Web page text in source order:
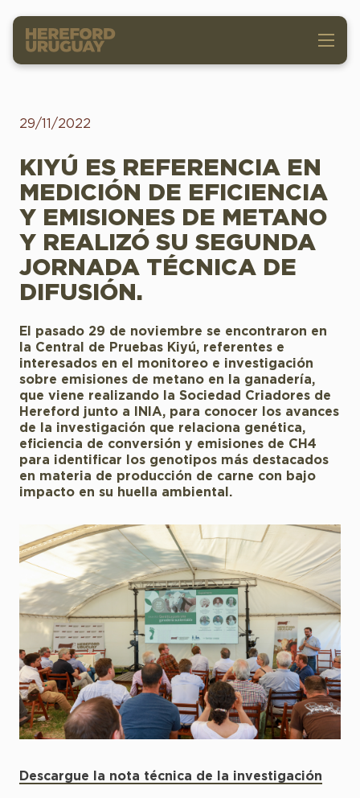
29/11/2022
KIYÚ ES REFERENCIA EN
MEDICIÓN DE EFICIENCIA
Y EMISIONES DE METANO
Y REALIZÓ SU SEGUNDA
JORNADA TÉCNICA DE
DIFUSIÓN.
El pasado 29 de noviembre se encontraron en
la Central de Pruebas Kiyú, referentes e
interesados en el monitoreo e investigación
sobre emisiones de metano en la ganadería,
que viene realizando la Sociedad Criadores de
Hereford junto a INIA, para conocer los avances
de la investigación que relaciona genética,
eficiencia de conversión y emisiones de CH4
para identificar los genotipos más destacados
en materia de producción de carne con bajo
impacto en su huella ambiental.
Descargue la nota técnica de la investigación